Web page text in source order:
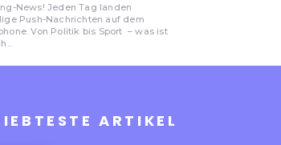
News! Jeden Tag landen
Push-Nachrichten auf dem
Von Politik bis Sport – was ist
ARTIKEL